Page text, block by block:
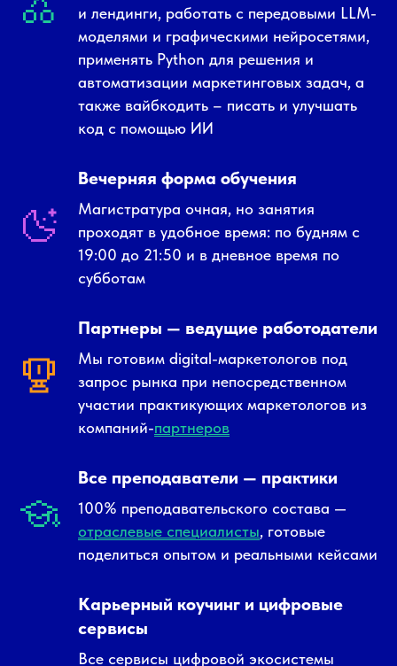
и лендинги, работать с передовыми LLM-
моделями и графическими нейросетями,
применять Python для решения и
автоматизации маркетинговых задач, а
также вайбкодить – писать и улучшать
код с помощью ИИ
Вечерняя форма обучения
Магистратура очная, но занятия
проходят в удобное время: по будням с
19:00 до 21:50 и в дневное время по
субботам
Партнеры — ведущие работодатели
Мы готовим digital-маркетологов под
запрос рынка при непосредственном
участии практикующих маркетологов из
компаний-партнеров
Все преподаватели — практики
100% преподавательского состава —
отраслевые специалисты, готовые
поделиться опытом и реальными кейсами
Карьерный коучинг и цифровые
сервисы
Все сервисы цифровой экосистемы